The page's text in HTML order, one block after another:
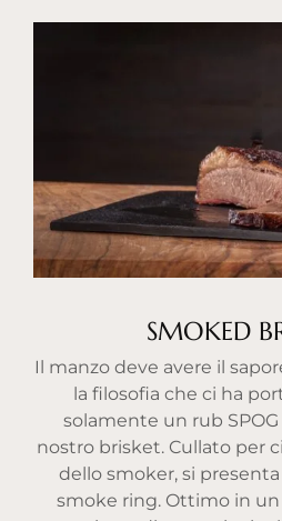
SMOKED
Il manzo deve avere il
la filosofia che ci ha
solamente un rub
nostro brisket. Cullato per
dello smoker, si
smoke ring. Ottimo in